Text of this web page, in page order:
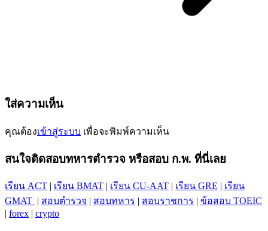
ใส่ความเห็น
คุณต้องเข้าสู่ระบบ เพื่อจะพิมพ์ความเห็น
สนใจติดสอบทหารตำรวจ หรือสอบ ก.พ. ที่นี่เลย
เรียน ACT | เรียน BMAT | เรียน CU-AAT | เรียน GRE | เรียน
GMAT | สอบตำรวจ | สอบทหาร | สอบราชการ | ข้อสอบ TOEIC
| forex | crypto